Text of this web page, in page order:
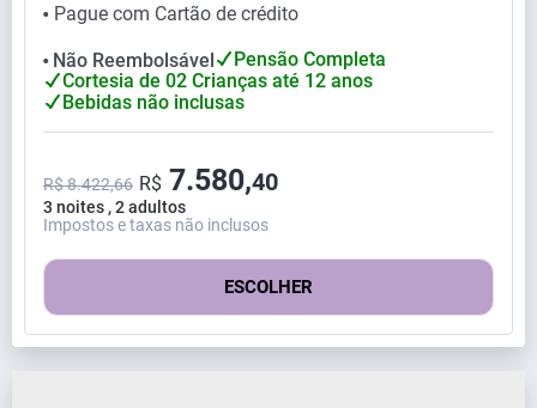
⬤ Pague com Cartão de crédito
⬤ Não Reembolsável
Pensão Completa
Cortesia de 02 Crianças até 12 anos
Bebidas não inclusas
3 noites , 2 adultos
R$ 8.422,66 R$ 7.580,40
Impostos e taxas não inclusos
ESCOLHER